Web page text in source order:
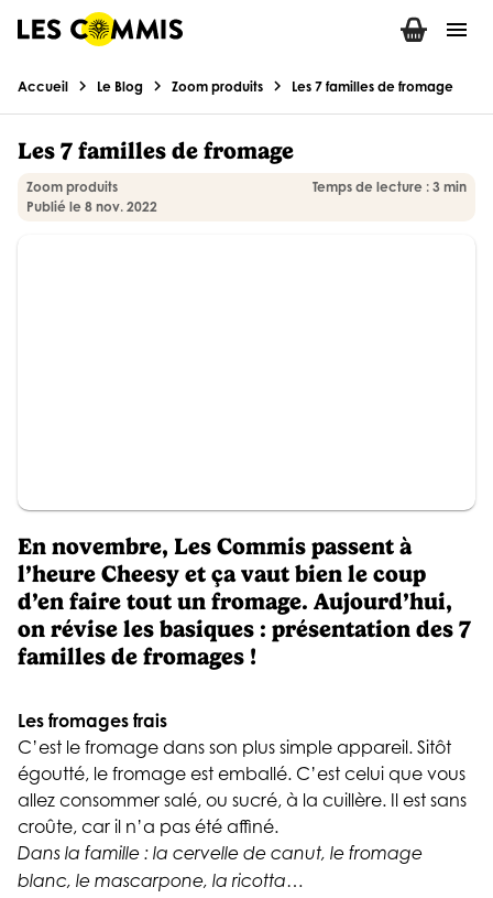
menu
Accueil chevron_right Le Blog chevron_right Zoom produits chevron_right Les 7 familles de fromage
Les 7 familles de fromage
Zoom produits
Publié le 8 nov. 2022
Temps de lecture : 3 min
En novembre, Les Commis passent à
l’heure Cheesy et ça vaut bien le coup
d’en faire tout un fromage. Aujourd’hui,
on révise les basiques : présentation des 7
familles de fromages !
Les fromages frais
C’est le fromage dans son plus simple appareil. Sitôt
égoutté, le fromage est emballé. C’est celui que vous
allez consommer salé, ou sucré, à la cuillère. Il est sans
croûte, car il n’a pas été affiné.
Dans la famille : la cervelle de canut, le fromage
blanc, le mascarpone, la ricotta…